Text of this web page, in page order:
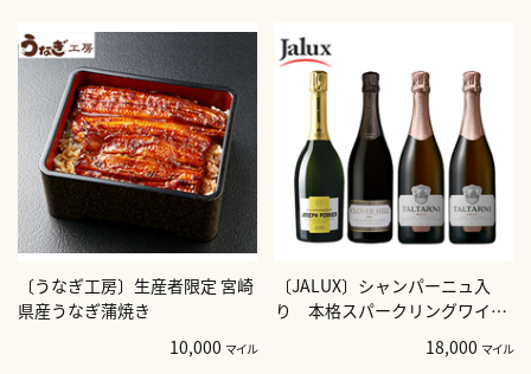
〔うなぎ工房〕生産者限定 宮崎
県産うなぎ蒲焼き
10,000 マイル
〔JALUX〕シャンパーニュ入
り 本格スパークリングワイン
18,000 マイル